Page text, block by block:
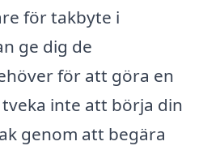
för takbyte i
ge dig de
för att göra en
inte att börja din
genom att begära